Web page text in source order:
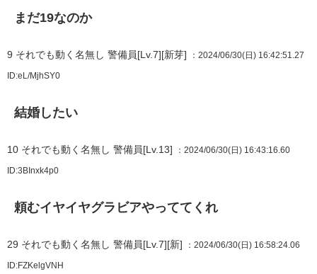
まだ19なのか
9 それでも動く名無し 警備員[Lv.7][新芽] ：2024/06/30(日) 16:42:51.27
ID:eL/MjhSY0
結婚したい
10 それでも動く名無し 警備員[Lv.13] ：2024/06/30(日) 16:43:16.60
ID:3BInxk4p0
頼むイヤイヤグラビアやっててくれ
29 それでも動く名無し 警備員[Lv.7][新] ：2024/06/30(日) 16:58:24.06
ID:FZKelgVNH